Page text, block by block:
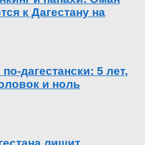
к Дагестану на
дагестански: 5 лет,
и ноль